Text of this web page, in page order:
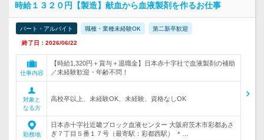
時給１３２０円【製造】献血から血液製剤を作るお仕事
パート・アルバイト 職種・業種未経験OK 第二新卒歓迎
終了日：2026/06/22
仕事内容
【時給1,320円＋賞与＋退職金】日本赤十字社で血液製剤の補助
／未経験歓迎・年齢不問！
対象と
なる方
高校卒以上、未経験OK、未経験、資格なしOK
勤務地
日本赤十字社近畿ブロック血液センター 大阪府茨木市彩都あさ
ぎ７丁目５番１７号（最寄駅：彩都西駅） ＊…